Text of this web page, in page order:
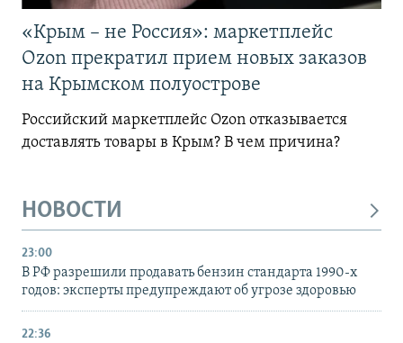
«Крым – не Россия»: маркетплейс
Ozon прекратил прием новых заказов
на Крымском полуострове
Российский маркетплейс Ozon отказывается
доставлять товары в Крым? В чем причина?
НОВОСТИ
23:00
В РФ разрешили продавать бензин стандарта 1990-х
годов: эксперты предупреждают об угрозе здоровью
22:36